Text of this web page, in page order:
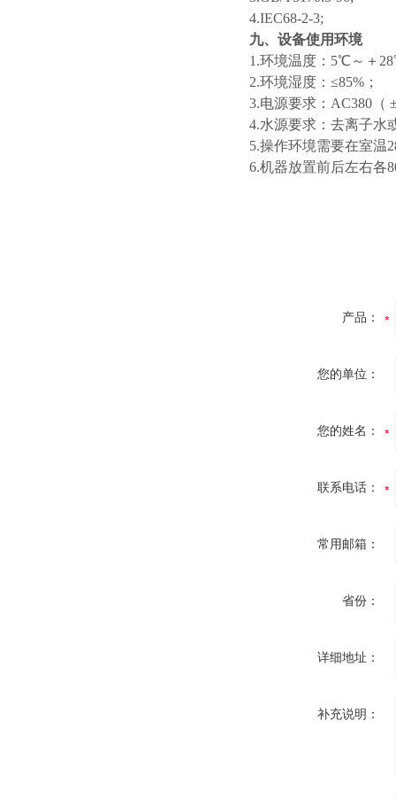
4.IEC68-2-3;
九、设备使用环境
1.环境温度：5℃～＋
2.环境湿度：≤85%；
3.电源要求：AC380（
4.水源要求：去离子水
5.操作环境需要在室温
6.机器放置前后左右各
产品：
您的单位：
您的姓名：
联系电话：
常用邮箱：
省份：
详细地址：
补充说明：